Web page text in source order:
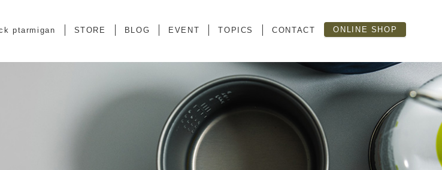
ptarmigan STORE BLOG EVENT TOPICS CONTACT ONLINE SHOP